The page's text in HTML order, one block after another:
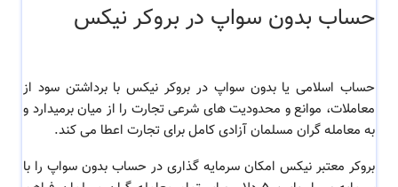
حساب بدون سواپ در بروکر نیکس
حساب اسلامی یا بدون سواپ در بروکر نیکس با برداشتن سود از
معاملات، موانع و محدودیت های شرعی تجارت را از میان برمیدارد و
به معامله گران مسلمان آزادی کامل برای تجارت اعطا می کند.
بروکر معتبر نیکس امکان سرمایه گذاری در حساب بدون سواپ را با